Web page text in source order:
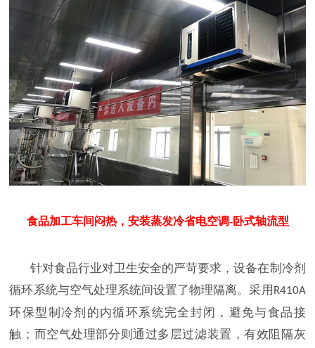
食品加工车间闷热，安装蒸发冷省电空调-卧式轴流型
针对食品行业对卫生安全的严苛要求，设备在制冷剂
循环系统与空气处理系统间设置了物理隔离。采用 R410A
环保型制冷剂的内循环系统完全封闭，避免与食品接
触；而空气处理部分则通过多层过滤装置，有效阻隔灰